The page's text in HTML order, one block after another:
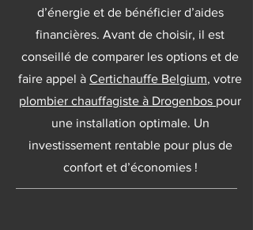
d’énergie et de bénéficier d’aides
financières. Avant de choisir, il est
conseillé de comparer les options et de
faire appel à Certichauffe Belgium, votre
plombier chauffagiste à Drogenbos pour
une installation optimale. Un
investissement rentable pour plus de
confort et d’économies !